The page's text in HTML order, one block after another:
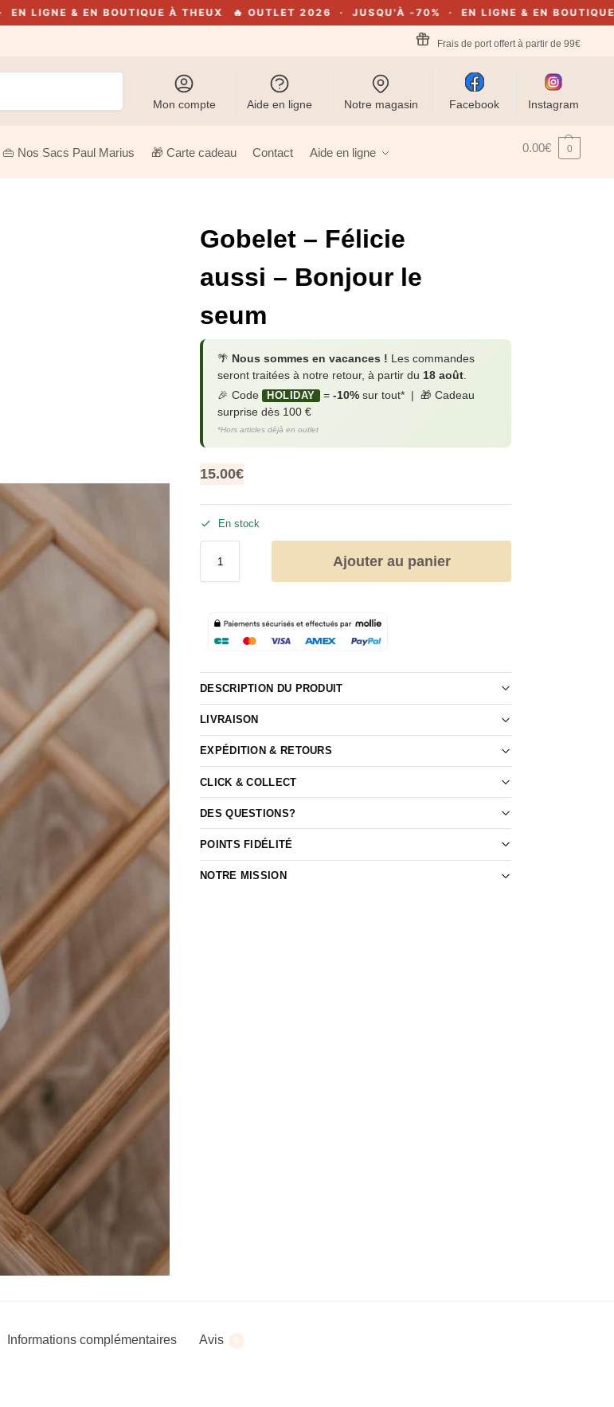
& EN BOUTIQUE À THEUX 🔥 OUTLET 2026 · JUSQU'À -70% · EN LIGNE & EN BOUTIQUE À
Frais de port offert à partir de 99€
Mon compte Aide en ligne Notre magasin Facebook Instagram
👜 Nos Sacs Paul Marius 🎁 Carte cadeau Contact Aide en ligne 0.00€ 0
Gobelet – Félicie
aussi – Bonjour le
seum
🌴 Nous sommes en vacances ! Les commandes
seront traitées à notre retour, à partir du 18 août
🎉 Code HOLIDAY = -10%sur tout* | 🎁 Cadeau
surprise dès 100 €
*Hors articles déjà en outlet
15.00€
En stock
Ajouter au panier
DESCRIPTION DU PRODUIT
LIVRAISON
EXPÉDITION & RETOURS
CLICK & COLLECT
DES QUESTIONS?
POINTS FIDÉLITÉ
NOTRE MISSION
Informations complémentaires Avis 0